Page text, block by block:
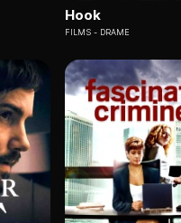
Hook
FILMS DRAME